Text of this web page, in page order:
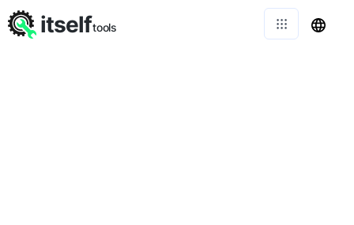
itselftools